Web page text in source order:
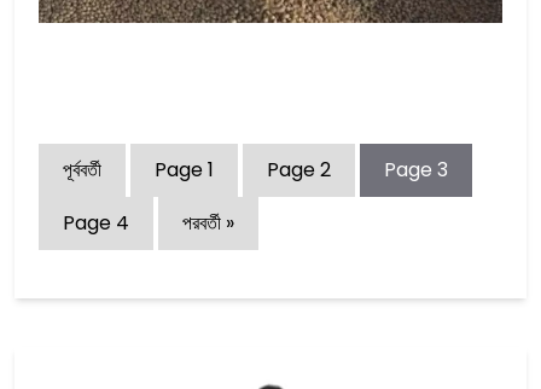
পূর্ববর্তী Page1 Page2 Page 3
Page 4 পরবর্তী »